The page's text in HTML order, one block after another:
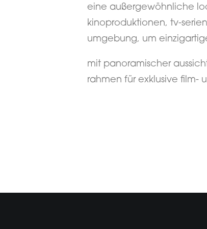
eine außergewöhnliche
kinoproduktionen, tv-
umgebung, um
mit panoramischer
rahmen für exklusive film-